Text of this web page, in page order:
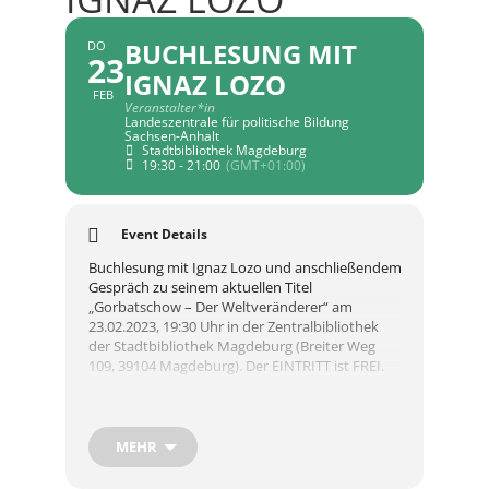
DO
23
FEB
BUCHLESUNG MIT
IGNAZ LOZO
Veranstalter*in
Landeszentrale für politische Bildung
Sachsen-Anhalt
Stadtbibliothek Magdeburg
19:30 - 21:00 (GMT+01:00)
Event Details
Buchlesung mit Ignaz Lozo und anschließendem
Gespräch zu seinem aktuellen Titel
„Gorbatschow – Der Weltveränderer“ am
23.02.2023, 19:30 Uhr in der Zentralbibliothek
der Stadtbibliothek Magdeburg (Breiter Weg
109, 39104 Magdeburg). Der EINTRITT ist FREI.
Michail Gorbatschow – die große politische
Biografie – Präzise, umfassend und empathisch:
das Porträt eines großen Reformers
MEHR